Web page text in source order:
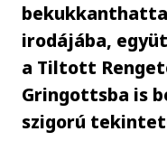
irodájába,
a Tiltott
Gringottsba is
szigorú